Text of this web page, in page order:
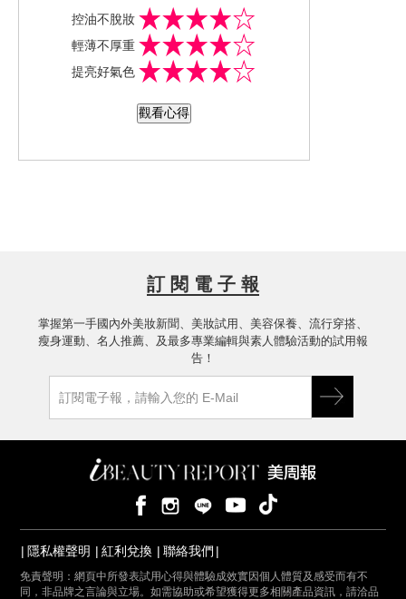
級版 瓶身超美的，粉底液的質地不會粘
膩，持妝力還不錯 遮瑕力也不錯，可以
遮住我的小雀斑 最近天氣熱爆，到了下
午只有鼻頭那邊些許脫妝，我屬於混合
控油不脫妝
輕薄不厚重
提亮好氣色
觀看心得
訂 閱 電 子 報
掌握第一手國內外美妝新聞、美妝試用、美容保養、流行穿搭、
瘦身運動、名人推薦、及最多專業編輯與素人體驗活動的試用報
告！
隱私權聲明 紅利兌換 聯絡我們
免責聲明：網頁中所發表試用心得與體驗成效實因個人體質及感受而有不
同，非品牌之言論與立場。如需協助或希望獲得更多相關產品資訊，請洽品